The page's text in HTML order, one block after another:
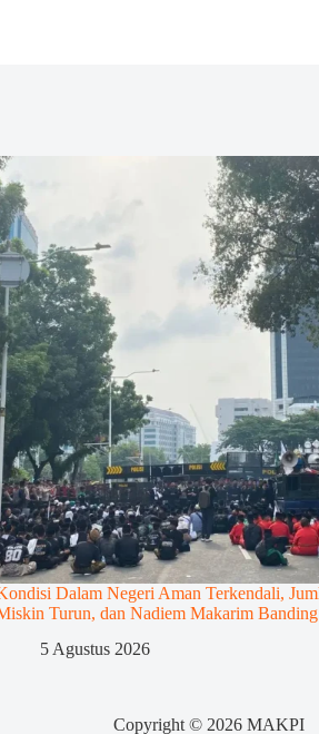
Dalam Negeri Aman Terkendali,
Turun, dan Nadiem Makarim Banding
5 Agustus 2026
Copyright © 2026 MAKPI